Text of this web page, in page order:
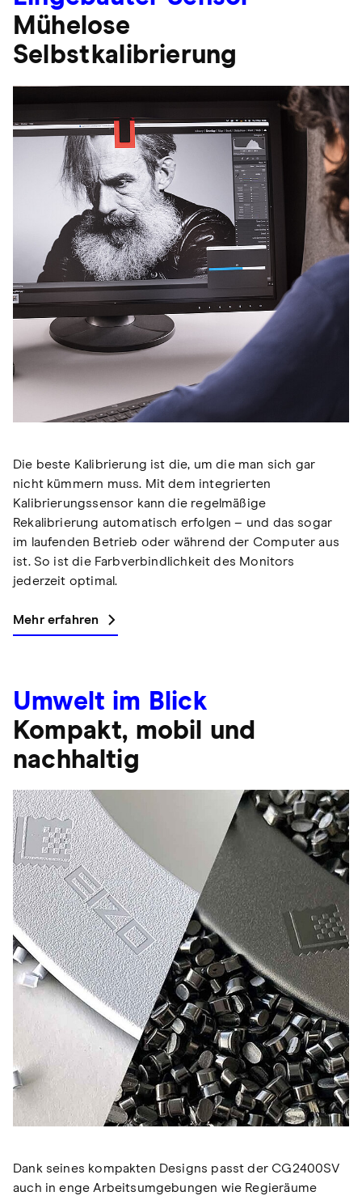
Mühelose
Selbstkalibrierung
Die beste Kalibrierung ist die, um die man sich gar
nicht kümmern muss. Mit dem integrierten
Kalibrierungssensor kann die regelmäßige
Rekalibrierung automatisch erfolgen – und das sogar
im laufenden Betrieb oder während der Computer aus
ist. So ist die Farbverbindlichkeit des Monitors
jederzeit optimal.
Mehr erfahren
Umwelt im Blick
Kompakt, mobil und
nachhaltig
Dank seines kompakten Designs passt der CG2400SV
auch in enge Arbeitsumgebungen wie Regieräume